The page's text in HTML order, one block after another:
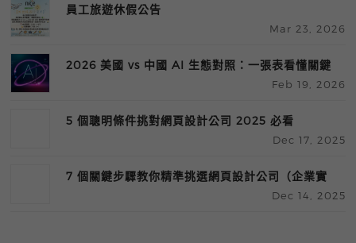
員工旅遊休假公告
Mar 23, 2026
2026 美國 vs 中國 AI 生態對照：一張表看懂關鍵
Feb 19, 2026
5 個聰明條件挑對網頁設計公司 2025 必看
Dec 17, 2025
7 個關鍵步驟教你精準挑選網頁設計公司（企業實
Dec 14, 2025